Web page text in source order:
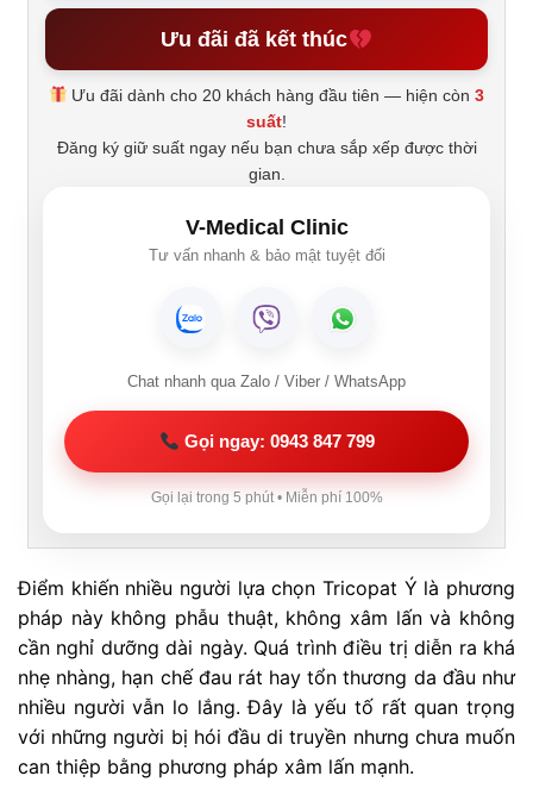
Ưu đãi đã kết thúc
Ưu đãi dành cho 20 khách hàng đầu tiên — hiện còn3
suất!
Đăng ký giữ suất ngay nếu bạn chưa sắp xếp được thời
gian.
V-Medical Clinic
Tư vấn nhanh & bảo mật tuyệt đối
Chat nhanh qua Zalo / Viber / WhatsApp
Gọi ngay: 0943 847 799
Gọi lại trong 5 phút • Miễn phí 100%
Điểm khiến nhiều người lựa chọn Tricopat Ý là phương
pháp này không phẫu thuật, không xâm lấn và không
cần nghỉ dưỡng dài ngày. Quá trình điều trị diễn ra khá
nhẹ nhàng, hạn chế đau rát hay tổn thương da đầu như
nhiều người vẫn lo lắng. Đây là yếu tố rất quan trọng
với những người bị hói đầu di truyền nhưng chưa muốn
can thiệp bằng phương pháp xâm lấn mạnh.